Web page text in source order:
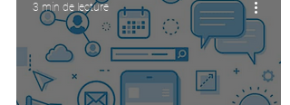
3 min de lecture